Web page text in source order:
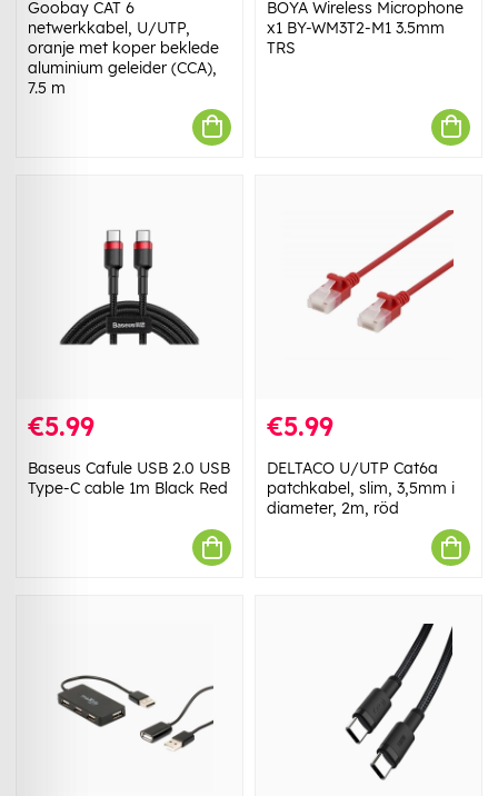
Goobay CAT 6
netwerkkabel, U/UTP,
oranje met koper beklede
aluminium geleider (CCA),
7.5 m
BOYA Wireless Microphone
x1 BY-WM3T2-M1 3.5mm
TRS
€5.99
Baseus Cafule USB 2.0 USB
Type-C cable 1m Black Red
€5.99
DELTACO U/UTP Cat6a
patchkabel, slim, 3,5mm i
diameter, 2m, röd